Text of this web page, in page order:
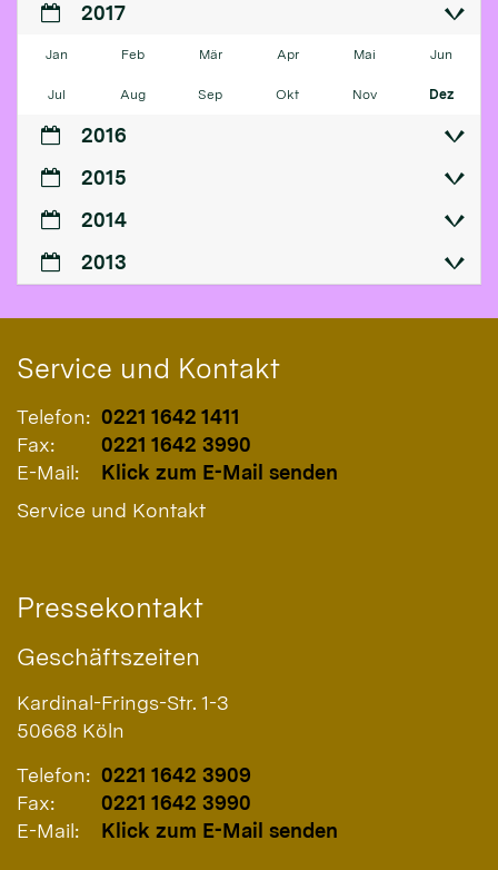
2017
Jan Feb Mär Apr Mai Jun
Jul Aug Sep Okt Nov Dez
2016
2015
2014
2013
Service und Kontakt
Telefon: 0221 1642 1411
Fax:
0221 1642 3990
E-Mail:
Klick zum E-Mail senden
Service und Kontakt
Pressekontakt
Geschäftszeiten
Kardinal-Frings-Str. 1-3
50668 Köln
Telefon: 0221 1642 3909
Fax:
0221 1642 3990
E-Mail:
Klick zum E-Mail senden